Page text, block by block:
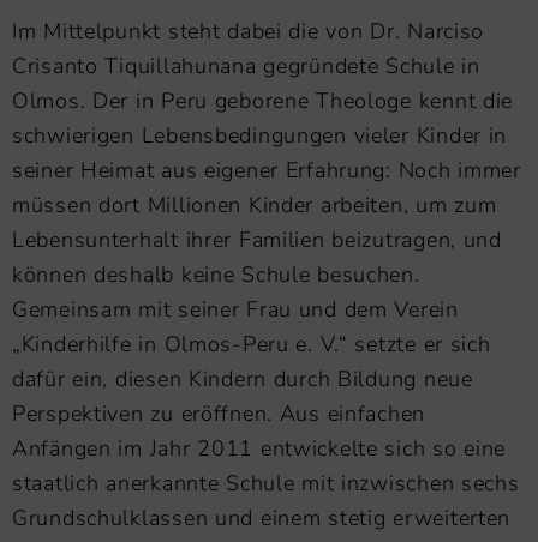
Im Mittelpunkt steht dabei die von Dr. Narciso
Crisanto Tiquillahunana gegründete Schule in
Olmos. Der in Peru geborene Theologe kennt die
schwierigen Lebensbedingungen vieler Kinder in
seiner Heimat aus eigener Erfahrung: Noch immer
müssen dort Millionen Kinder arbeiten, um zum
Lebensunterhalt ihrer Familien beizutragen, und
können deshalb keine Schule besuchen.
Gemeinsam mit seiner Frau und dem Verein
„Kinderhilfe in Olmos-Peru e. V.“ setzte er sich
dafür ein, diesen Kindern durch Bildung neue
Perspektiven zu eröffnen. Aus einfachen
Anfängen im Jahr 2011 entwickelte sich so eine
staatlich anerkannte Schule mit inzwischen sechs
Grundschulklassen und einem stetig erweiterten